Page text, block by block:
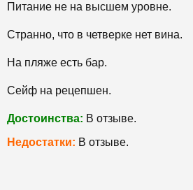
Питание не на высшем уровне.
Странно, что в четверке нет вина.
На пляже есть бар.
Сейф на рецепшен.
Достоинства: В отзыве.
Недостатки: В отзыве.